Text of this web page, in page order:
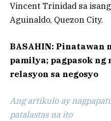
Vincent Trinidad sa
Aguinaldo, Quezon City.
BASAHIN: Pinatawan
pamilya; pagpasok ng
relasyon sa negosyo
Ang artikulo ay
patalastas na ito